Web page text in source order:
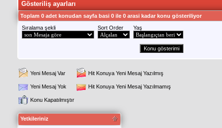
Gösteriliş ayarları
Toplam 0 adet konudan sayfa basi 0 ile 0 arasi kadar konu gösteriliyor
Sıralama şekli
Sort Order Yaş
Yeni Mesaj Var Hit Konuya Yeni Mesaj Yazılmış
Yeni Mesaj Yok Hit Konuya Yeni Mesaj Yazılmamış
Konu Kapatılmıştır
Yetkileriniz